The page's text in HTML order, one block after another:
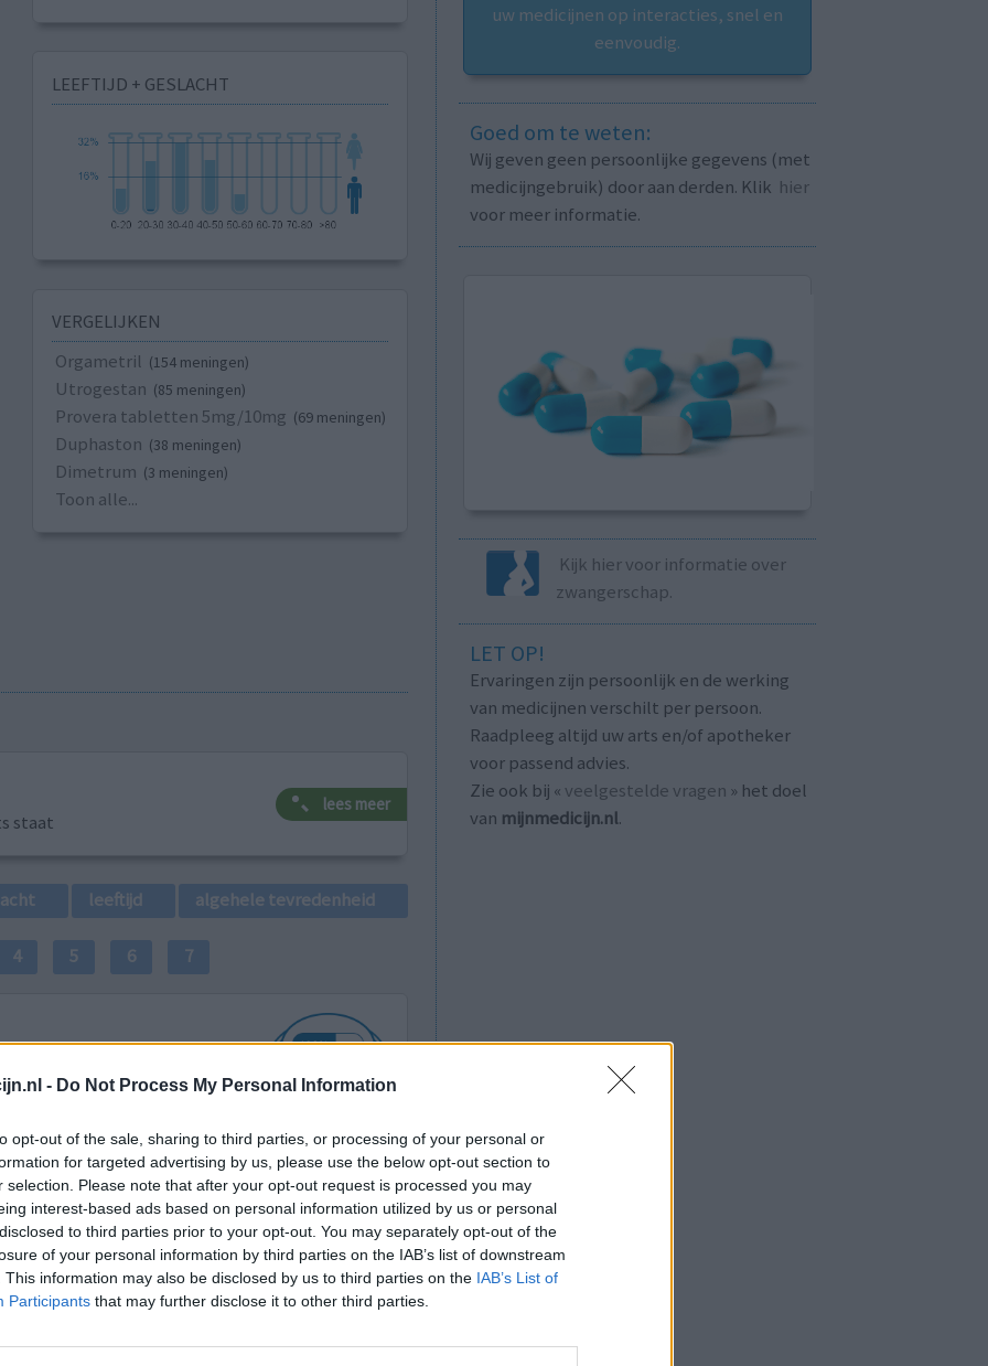
- Do Not Process My Personal Information
opt-out of the sale, sharing to third parties, or processing of your personal or
for targeted advertising by us, please use the below opt-out section to
selection. Please note that after your opt-out request is processed you may
interest-based ads based on personal information utilized by us or personal
to third parties prior to your opt-out. You may separately opt-out of the
of your personal information by third parties on the IAB’s list of downstream
This information may also be disclosed by us to third parties on the IAB’s List of
Participants that may further disclose it to other third parties.
LEEFTIJD + GESLACHT
VERGELIJKEN
Orgametril (154 meningen)
Utrogestan (85 meningen)
Provera tabletten 5mg/10mg (69 meningen)
Duphaston (38 meningen)
Dimetrum (3 meningen)
Toon alle...
staat
lees meer
leeftijd algehele tevredenheid
4 5 6 7
Effectiviteit
Hoeveelheid bijwerkingen
die ik
om
en
of bijwerking. Ik voelde me zelfs beter, fysiek
ongesteld zonder verdere klachten. Zou het
0 reacties
uw medicijnen op interacties, snel en
eenvoudig.
Goed om te weten:
Wij geven geen persoonlijke gegevens (met
medicijngebruik) door aan derden. Klik hier
voor meer informatie.
Kijk hier voor informatie over
zwangerschap.
LET OP!
Ervaringen zijn persoonlijk en de werking
van medicijnen verschilt per persoon.
Raadpleeg altijd uw arts en/of apotheker
voor passend advies.
Zie ook bij « veelgestelde vragen » het doel
van mijnmedicijn.nl.